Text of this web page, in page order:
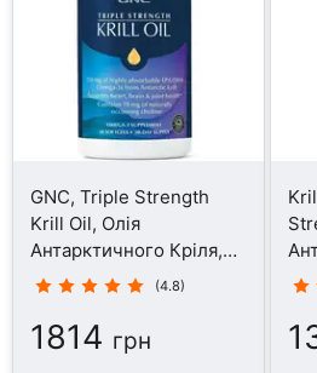
GNC, Triple Strength
Krill Oil, Олія
Антарктичного Кріля,
30 капсул
(4.8)
1814 грн